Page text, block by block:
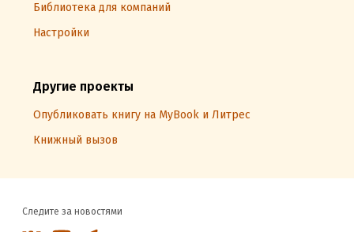
Библиотека для компаний
Настройки
Другие проекты
Опубликовать книгу на MyBook и Литрес
Книжный вызов
Следите за новостями